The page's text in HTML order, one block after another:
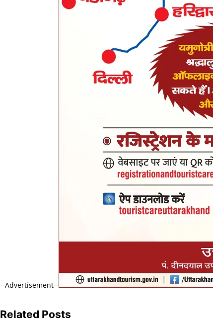
--Advertisement--
Related Posts